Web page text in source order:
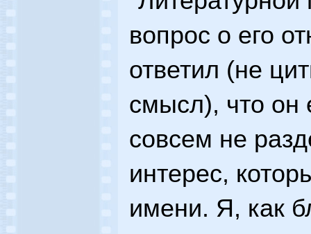
вопрос о его
ответил (не
смысл), что он
совсем не
интерес,
имени. Я, как